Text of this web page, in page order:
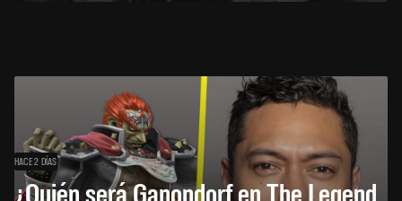
HACE 2 DÍAS
¿Quién será Ganondorf en The Legend